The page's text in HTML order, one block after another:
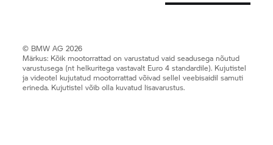
© BMW AG 2026
Märkus: Kõik mootorrattad on varustatud vaid seadusega nõutud
varustusega (nt helkuritega vastavalt Euro 4 standardile). Kujutistel
ja videotel kujutatud mootorrattad võivad sellel veebisaidil samuti
erineda. Kujutistel võib olla kuvatud lisavarustus.